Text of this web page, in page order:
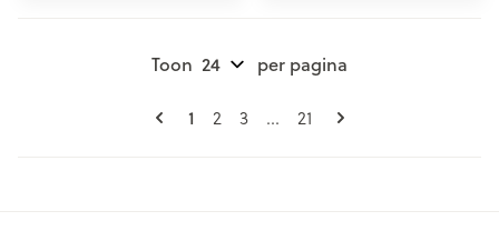
Pagina's
U lees momenteel pagina
1 Pagina
2 Pagina
3 ... Pagina
21
Toon per pagina